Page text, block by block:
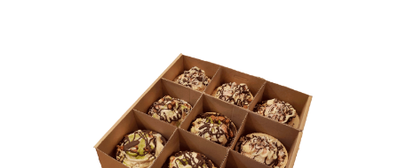
70,00 €